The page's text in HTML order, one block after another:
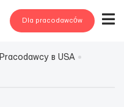
Dla pracodawców
Pracodawcy в USA